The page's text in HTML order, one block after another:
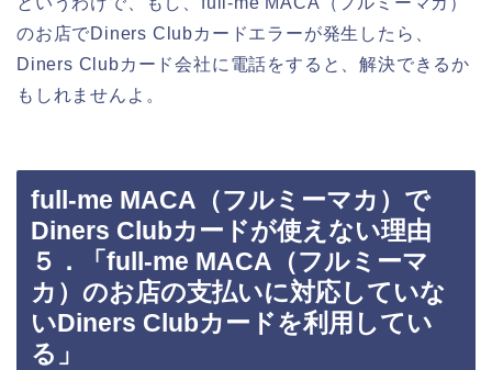
のお店でDiners Clubカードエラーが発生したら、
Diners Clubカード会社に電話をすると、解決できるか
もしれませんよ。
full-me MACA（フルミーマカ）で
Diners Clubカードが使えない理由
５．「full-me MACA（フルミーマ
カ）のお店の支払いに対応していな
いDiners Clubカードを利用してい
る」